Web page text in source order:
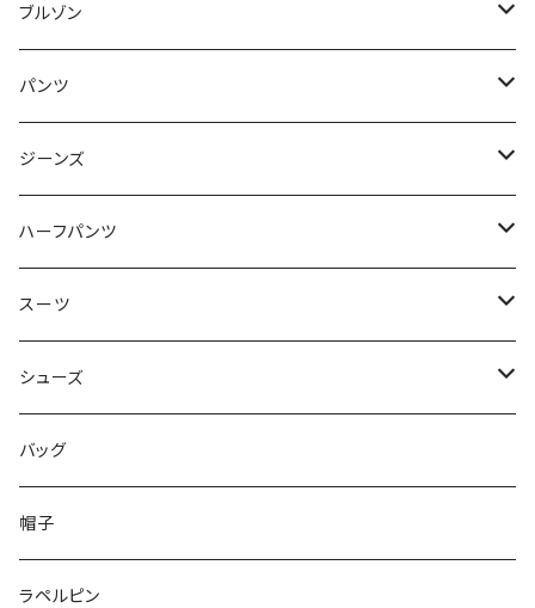
50/XL～
48/L
50/XL～
46/M
48/L
50/XL～
～44/S
46/M
48/L
50/XL～
ブルゾン
～44/S
46/M
48/L
50/XL～
パンツ
～44/S
46/M
48/L
50/XL～
ジーンズ
～44/S
46/M
48/L
50/XL～
ハーフパンツ
～44/S
46/M
48/L
50/XL～
スーツ
～44/S
46/M
48/L
50/XL～
シューズ
～25.5cm
26cm～
27cm～
バッグ
帽子
ラペルピン